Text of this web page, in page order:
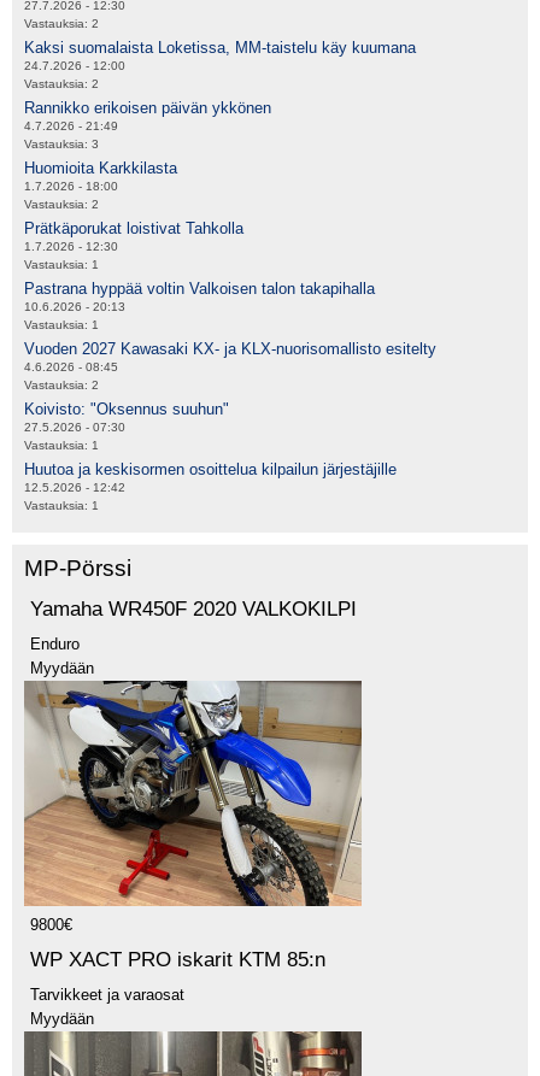
27.7.2026 - 12:30
Vastauksia: 2
Kaksi suomalaista Loketissa, MM-taistelu käy kuumana
24.7.2026 - 12:00
Vastauksia: 2
Rannikko erikoisen päivän ykkönen
4.7.2026 - 21:49
Vastauksia: 3
Huomioita Karkkilasta
1.7.2026 - 18:00
Vastauksia: 2
Prätkäporukat loistivat Tahkolla
1.7.2026 - 12:30
Vastauksia: 1
Pastrana hyppää voltin Valkoisen talon takapihalla
10.6.2026 - 20:13
Vastauksia: 1
Vuoden 2027 Kawasaki KX- ja KLX-nuorisomallisto esitelty
4.6.2026 - 08:45
Vastauksia: 2
Koivisto: "Oksennus suuhun"
27.5.2026 - 07:30
Vastauksia: 1
Huutoa ja keskisormen osoittelua kilpailun järjestäjille
12.5.2026 - 12:42
Vastauksia: 1
MP-Pörssi
Yamaha WR450F 2020 VALKOKILPI
Enduro
Myydään
9800€
WP XACT PRO iskarit KTM 85:n
Tarvikkeet ja varaosat
Myydään